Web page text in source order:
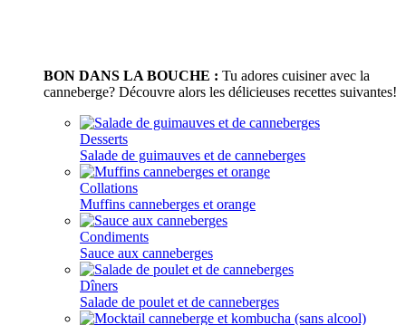
BON DANS LA BOUCHE : Tu adores cuisiner avec la
canneberge? Découvre alors les délicieuses recettes suivantes!
Desserts
Salade de guimauves et de canneberges
Collations
Muffins canneberges et orange
Condiments
Sauce aux canneberges
Dîners
Salade de poulet et de canneberges